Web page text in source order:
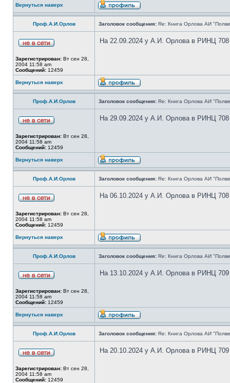
Вернуться наверх
Проф.А.И.Орлов Заголовок сообщения: Re: Книга Орлова АИ
Зарегистрирован: Вт сен 28,
2004 11:58 am
Сообщений: 12459
На 22.09.2024 у А.И. Орлова в РИНЦ 708
Вернуться наверх
Проф.А.И.Орлов Заголовок сообщения: Re: Книга Орлова АИ
Зарегистрирован: Вт сен 28,
2004 11:58 am
Сообщений: 12459
На 29.09.2024 у А.И. Орлова в РИНЦ 708
Вернуться наверх
Проф.А.И.Орлов Заголовок сообщения: Re: Книга Орлова АИ
Зарегистрирован: Вт сен 28,
2004 11:58 am
Сообщений: 12459
На 06.10.2024 у А.И. Орлова в РИНЦ 708
Вернуться наверх
Проф.А.И.Орлов Заголовок сообщения: Re: Книга Орлова АИ
Зарегистрирован: Вт сен 28,
2004 11:58 am
Сообщений: 12459
На 13.10.2024 у А.И. Орлова в РИНЦ 709
Вернуться наверх
Проф.А.И.Орлов Заголовок сообщения: Re: Книга Орлова АИ
Зарегистрирован: Вт сен 28,
2004 11:58 am
Сообщений: 12459
На 20.10.2024 у А.И. Орлова в РИНЦ 709